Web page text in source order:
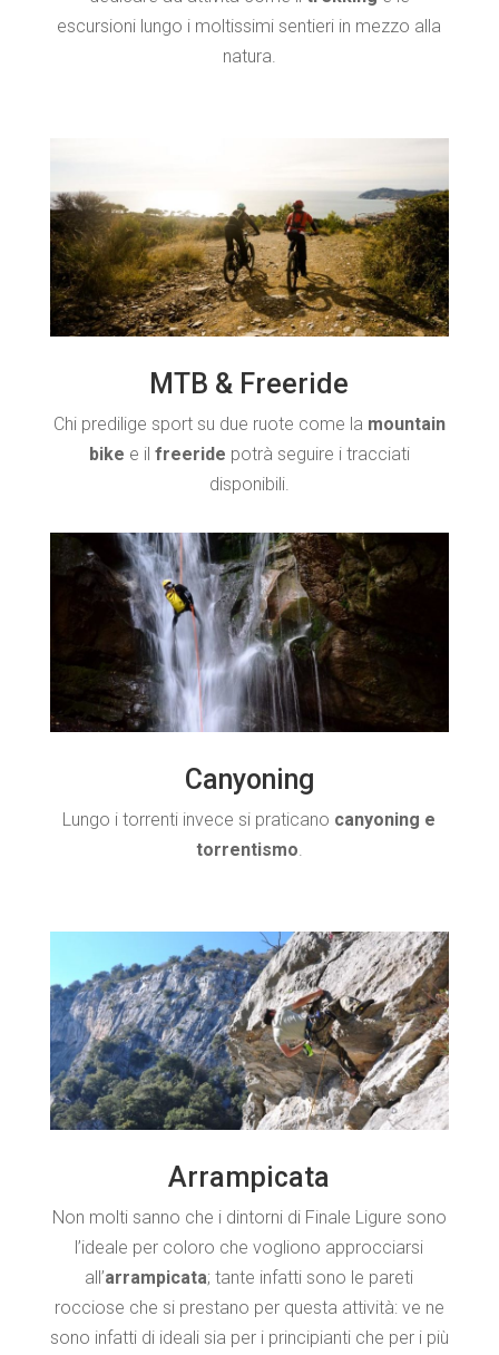
escursioni lungo i moltissimi sentieri in mezzo alla
natura.
MTB & Freeride
Chi predilige sport su due ruote come la mountain
bike e il freeride potrà seguire i tracciati
disponibili.
Canyoning
Lungo i torrenti invece si praticano canyoning e
torrentismo
Arrampicata
Non molti sanno che i dintorni di Finale Ligure sono
l’ideale per coloro che vogliono approcciarsi
all’arrampicata; tante infatti sono le pareti
rocciose che si prestano per questa attività: ve ne
sono infatti di ideali sia per i principianti che per i più